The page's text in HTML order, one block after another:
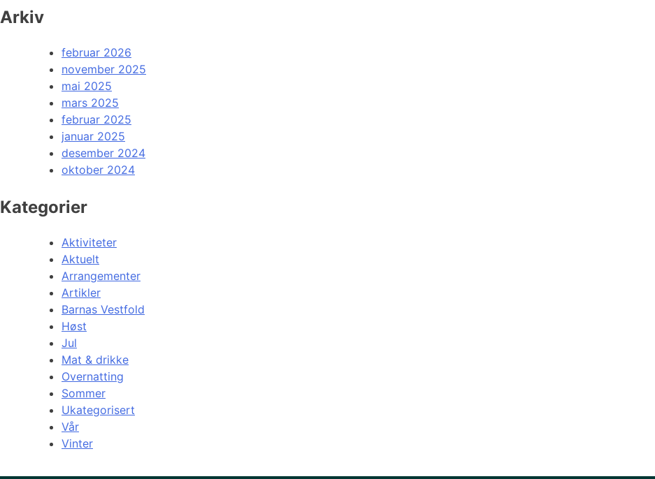
Arkiv
februar 2026
november 2025
mai 2025
mars 2025
februar 2025
januar 2025
desember 2024
oktober 2024
Kategorier
Aktiviteter
Aktuelt
Arrangementer
Artikler
Barnas Vestfold
Høst
Jul
Mat & drikke
Overnatting
Sommer
Ukategorisert
Vår
Vinter